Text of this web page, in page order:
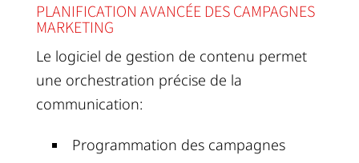
PLANIFICATION AVANCÉE DES CAMPAGNES
MARKETING
Le logiciel de gestion de contenu permet
une orchestration précise de la
communication:
Programmation des campagnes